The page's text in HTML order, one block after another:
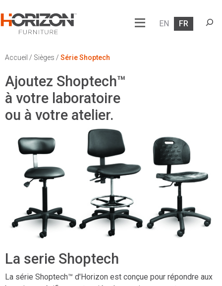
EN FR
Accueil / Sièges / Série Shoptech
Ajoutez Shoptech™
à votre laboratoire
ou à votre atelier.
La serie Shoptech
La série Shoptech™ d'Horizon est conçue pour répondre aux